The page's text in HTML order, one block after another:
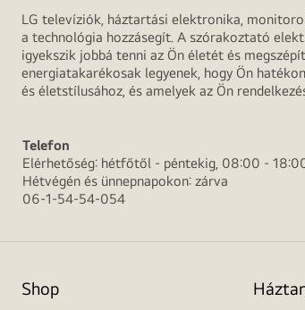
LG televíziók, háztartási elektronika,
a technológia hozzásegít. A szórakoztató
igyekszik jobbá tenni az Ön életét és
energiatakarékosak legyenek, hogy Ön
és életstílusához, és amelyek az Ön
Telefon
Elérhetőség: hétfőtől - péntekig, 08:00 -
Hétvégén és ünnepnapokon: zárva
06-1-54-54-054
Shop